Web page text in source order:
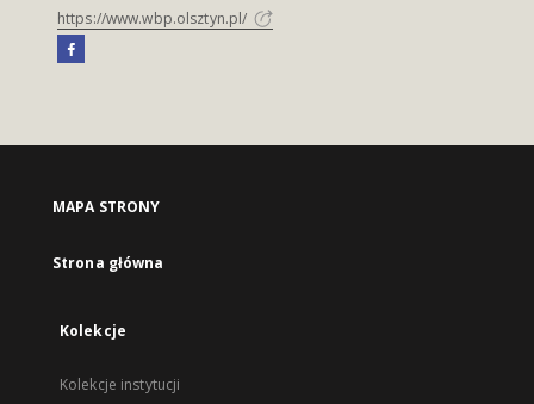
https://www.wbp.olsztyn.pl/
MAPA STRONY
Strona główna
Kolekcje
Kolekcje instytucji